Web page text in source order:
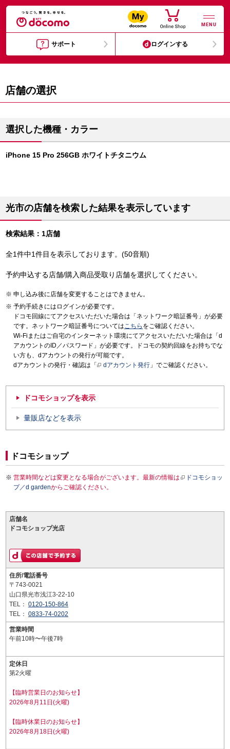
MENU
サポート ログインする
店舗の選択
選択した機種・カラー
iPhone 15 Pro 256GB ホワイトチタニウム
光市の店舗を検索した結果を表示しています
検索結果：1店舗
全1件中1件目を表示しております。(50音順)
予約申込する店舗/購入商品受取り店舗を選択してください。
申し込み後に店舗を変更することはできません。
予約手続きにはログインが必要です。
ドコモ回線にてアクセスいただいた場合は「ネットワーク暗証番号」が必要
です。ネットワーク暗証番号についてはこちら をご確認ください。
Wi-Fiまたはご自宅のインターネット環境にてアクセスいただいた場合は「d
アカウントのID／パスワード」が必要です。ドコモの契約回線をお持ちでな
い方も、dアカウントの発行が可能です。
dアカウントの発行・確認は「
dアカウント発行 」でご確認ください。
ドコモショップを表示
量販店などを表示
ドコモショップ
営業時間などは変更となる場合がございます。最新の情報は
ドコモショッ
プ／d gardenからご確認ください。
店舗名
ドコモショップ光店
住所/電話番号
〒743-0021
山口県光市浅江3-22-10
TEL： 0120-150-864
TEL： 0833-74-0202
営業時間
午前10時〜午後7時
定休日
第2火曜
【臨時営業日のお知らせ】
2026年8月11日(火曜)
【臨時休業日のお知らせ】
2026年8月18日(火曜)